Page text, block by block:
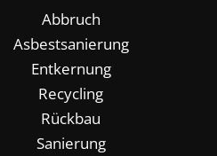
Abbruch
Asbestsanierung
Entkernung
Recycling
Rückbau
Sanierung